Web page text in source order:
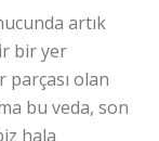
artık
bir yer
parçası olan
bu veda, son
hala